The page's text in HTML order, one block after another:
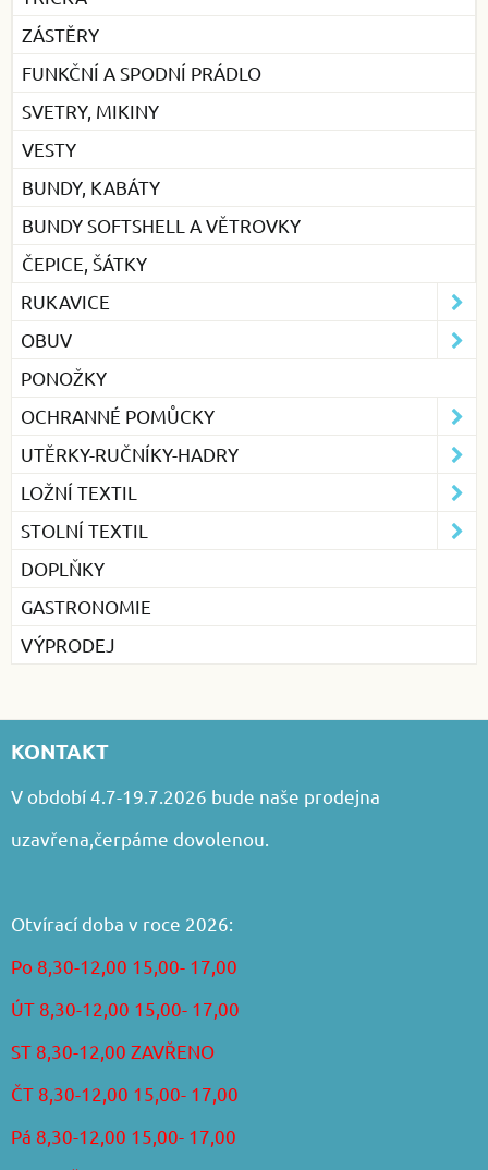
ZÁSTĚRY
FUNKČNÍ A SPODNÍ PRÁDLO
SVETRY, MIKINY
VESTY
BUNDY, KABÁTY
BUNDY SOFTSHELL A VĚTROVKY
ČEPICE, ŠÁTKY
RUKAVICE
OBUV
PONOŽKY
OCHRANNÉ POMŮCKY
UTĚRKY-RUČNÍKY-HADRY
LOŽNÍ TEXTIL
STOLNÍ TEXTIL
DOPLŇKY
GASTRONOMIE
VÝPRODEJ
KONTAKT
V období 4.7-19.7.2026 bude naše prodejna
uzavřena,čerpáme dovolenou.
Otvírací doba v roce 2026:
Po 8,30-12,00 15,00- 17,00
ÚT 8,30-12,00 15,00- 17,00
ST 8,30-12,00 ZAVŘENO
ČT 8,30-12,00 15,00- 17,00
Pá 8,30-12,00 15,00- 17,00